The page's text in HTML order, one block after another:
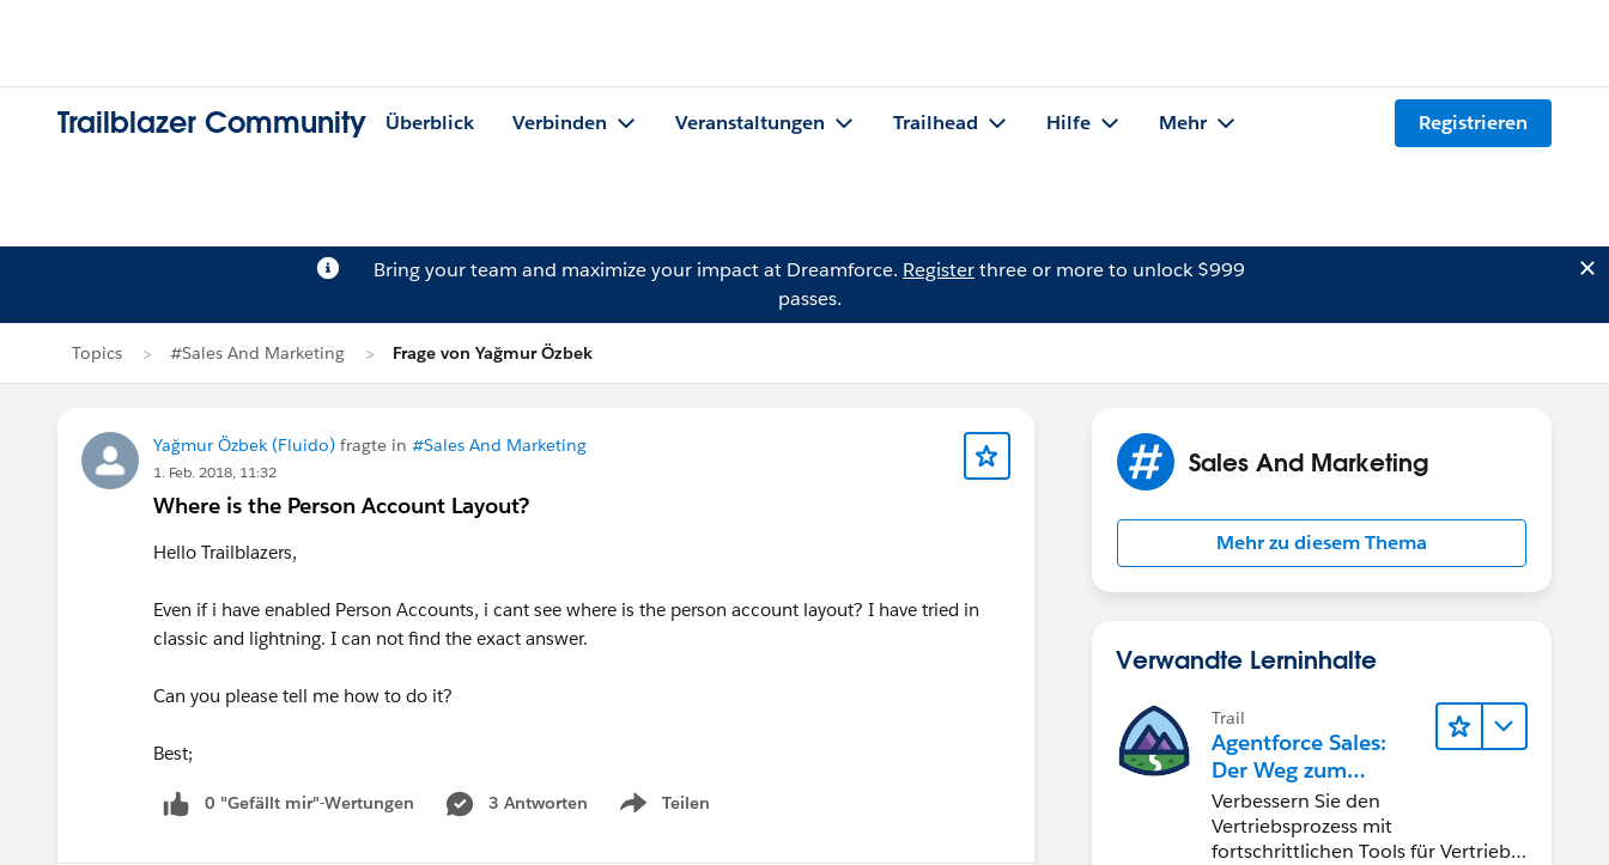
Trailblazer Community Überblick Verbinden Veranstaltungen Trailhead Hilfe Mehr Registrieren
Bring your team and maximize your impact at Dreamforce. Registerthree or more to unlock $999
passes.
Topics #Sales And Marketing Frage von Yağmur Özbek
Yağmur Özbek (Fluido) fragte in #Sales And Marketing
1. Feb. 2018, 11:32
Where is the Person Account Layout?
Hello Trailblazers,
Even if i have enabled Person Accounts, i cant see where is the person account layout? I have tried in
classic and lightning. I can not find the exact answer.
Can you please tell me how to do it?
Best;
0 "Gefällt mir"-Wertungen 3 Antworten Teilen
Show menu
Sales And Marketing
Mehr zu diesem Thema
Verwandte Lerninhalte
Trail
Agentforce Sales:
Der Weg zum
Vertriebsspezialisten
Verbessern Sie den
Vertriebsprozess mit
fortschrittlichen Tools für Vertrieb